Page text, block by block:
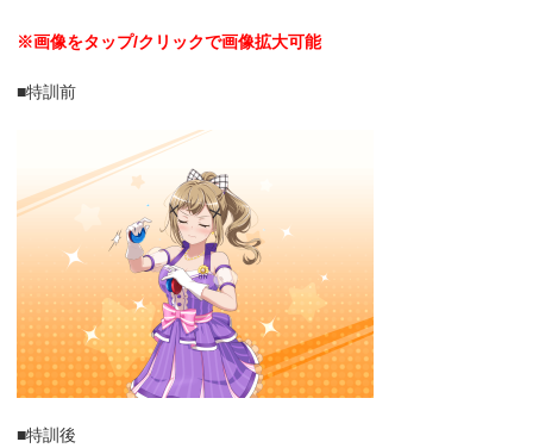
※画像をタップ/クリックで画像拡大可能
■特訓前
■特訓後